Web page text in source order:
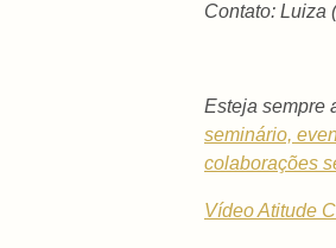
Contato: Luiza
Esteja sempre
seminário,
colaborações
Vídeo Atitude